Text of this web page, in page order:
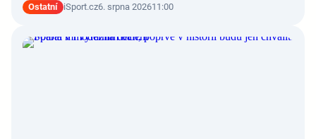
Ostatní iSport.cz6. srpna 202611:00